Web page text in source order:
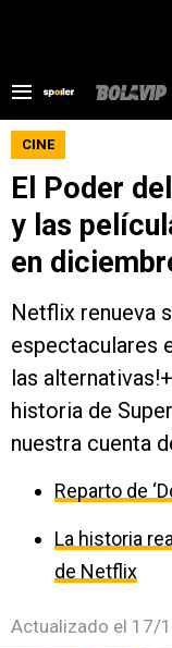
CINE
El Poder
y las
en
Netflix renueva
espectaculares
las
historia de
nuestra cuenta
Reparto de
La historia
de Netflix
Actualizado el 17/